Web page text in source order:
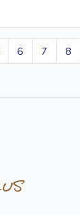
6 7 8